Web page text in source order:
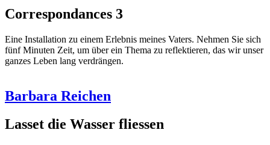
Correspondances 3
Eine Installation zu einem Erlebnis meines Vaters. Nehmen Sie sich
fünf Minuten Zeit, um über ein Thema zu reflektieren, das wir unser
ganzes Leben lang verdrängen.
Barbara Reichen
Lasset die Wasser fliessen